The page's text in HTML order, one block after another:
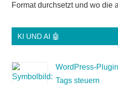
Format durchsetzt und wo die
KI UND AI 🤖
WordPress-
Tags steuern